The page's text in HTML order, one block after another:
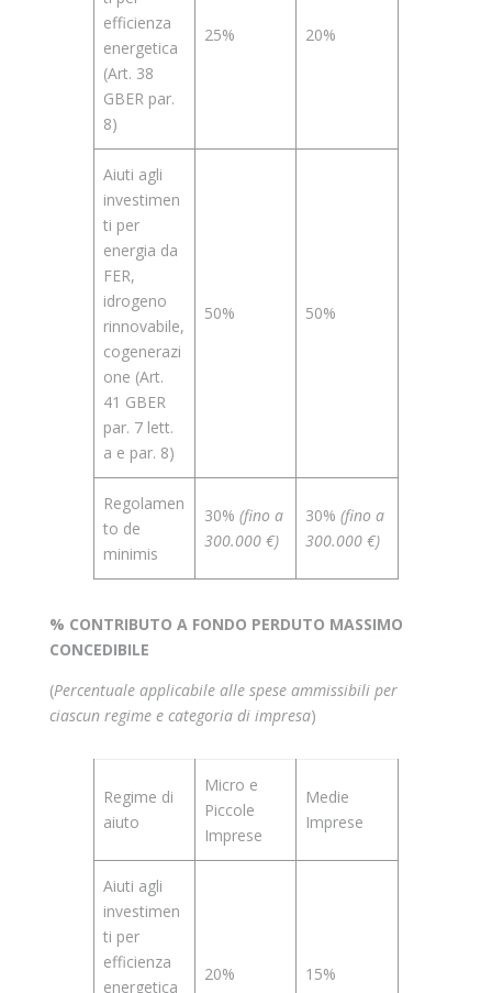
efficienza
energetica
(Art. 38
GBER par.
8)
25% 20%
Aiuti agli
investimen
ti per
energia da
FER,
idrogeno
rinnovabile,
cogenerazi
one (Art.
41 GBER
par. 7 lett.
a e par. 8)
50% 50%
Regolamen
to de
minimis
30% (fino a
300.000 €)
30% (fino a
300.000 €)
% CONTRIBUTO A FONDO PERDUTO MASSIMO
CONCEDIBILE
(Percentuale applicabile alle spese ammissibili per
ciascun regime e categoria di impresa)
Regime di
aiuto
Micro e
Piccole
Imprese
Medie
Imprese
Aiuti agli
investimen
ti per
efficienza
energetica
20% 15%